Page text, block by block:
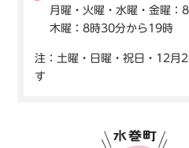
月曜・火曜・水曜・金曜
木曜：8時30分から19時
注：土曜・日曜・祝日・12月
す